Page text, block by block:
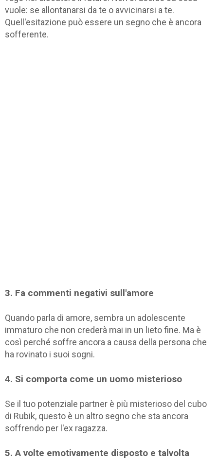
vuole: se allontanarsi da te o avvicinarsi a te.
Quell'esitazione può essere un segno che è ancora
sofferente.
3. Fa commenti negativi sull'amore
Quando parla di amore, sembra un adolescente
immaturo che non crederà mai in un lieto fine. Ma è
così perché soffre ancora a causa della persona che
ha rovinato i suoi sogni.
4. Si comporta come un uomo misterioso
Se il tuo potenziale partner è più misterioso del cubo
di Rubik, questo è un altro segno che sta ancora
soffrendo per l'ex ragazza.
5. A volte emotivamente disposto e talvolta